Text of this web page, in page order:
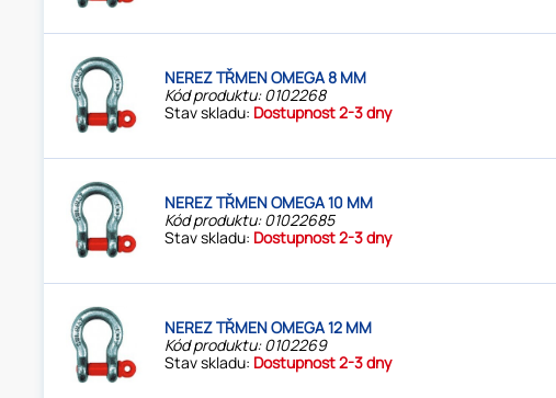
NEREZ TŘMEN OMEGA 8 MM
Kód produktu: 0102268
Stav skladu: Dostupnost 2-3 dny
NEREZ TŘMEN OMEGA 10 MM
Kód produktu: 01022685
Stav skladu: Dostupnost 2-3 dny
NEREZ TŘMEN OMEGA 12 MM
Kód produktu: 0102269
Stav skladu: Dostupnost 2-3 dny